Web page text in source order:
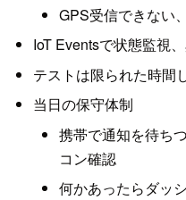
GPS受信できない
IoT Eventsで状態監視
テストは限られた時間
当日の保守体制
携帯で通知を待ち
コン確認
何かあったらダッ